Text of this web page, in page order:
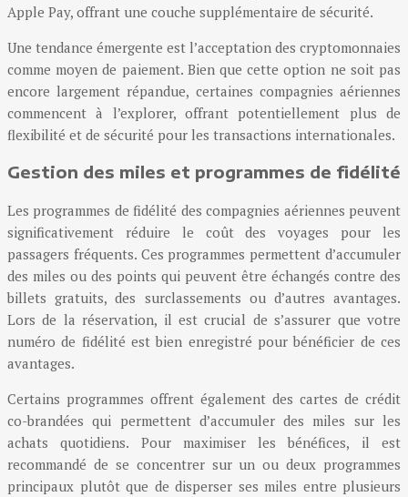
Apple Pay, offrant une couche supplémentaire de sécurité.
Une tendance émergente est l’acceptation des cryptomonnaies
comme moyen de paiement. Bien que cette option ne soit pas
encore largement répandue, certaines compagnies aériennes
commencent à l’explorer, offrant potentiellement plus de
flexibilité et de sécurité pour les transactions internationales.
Gestion des miles et programmes de fidélité
Les programmes de fidélité des compagnies aériennes peuvent
significativement réduire le coût des voyages pour les
passagers fréquents. Ces programmes permettent d’accumuler
des miles ou des points qui peuvent être échangés contre des
billets gratuits, des surclassements ou d’autres avantages.
Lors de la réservation, il est crucial de s’assurer que votre
numéro de fidélité est bien enregistré pour bénéficier de ces
avantages.
Certains programmes offrent également des cartes de crédit
co-brandées qui permettent d’accumuler des miles sur les
achats quotidiens. Pour maximiser les bénéfices, il est
recommandé de se concentrer sur un ou deux programmes
principaux plutôt que de disperser ses miles entre plusieurs